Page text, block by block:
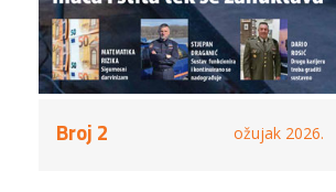
Broj 2 ožujak 2026.